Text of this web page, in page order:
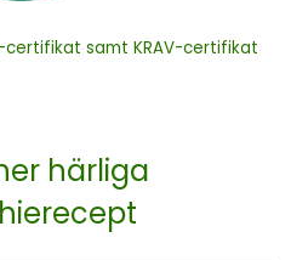
certifikat samt KRAV-certifikat
härliga